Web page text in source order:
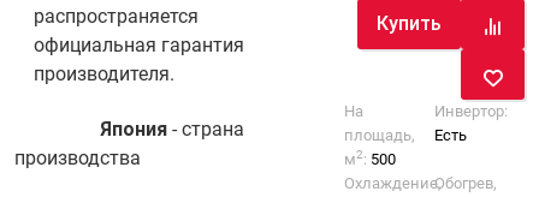
распространяется
официальная гарантия
производителя.
Япония - cтрана
производства
Купить
На
площадь,
м2: 500
Инвертор:
Есть
Охлаждение,Обогрев,